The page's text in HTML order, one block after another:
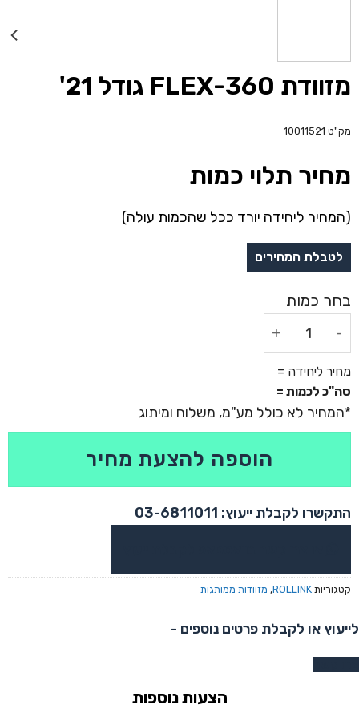
מזוודת FLEX-360 גודל 21'
מק"ט 10011521
מחיר תלוי כמות
(המחיר ליחידה יורד ככל שהכמות עולה)
סה"כ לכמות =
מחיר ליחידה =
הוספה להצעת מחיר
התקשרו לקבלת ייעוץ: 03-6811011
קטגוריות ROLLINK
, מזוודות ממותגות
לייעוץ או לקבלת פרטים נוספים -